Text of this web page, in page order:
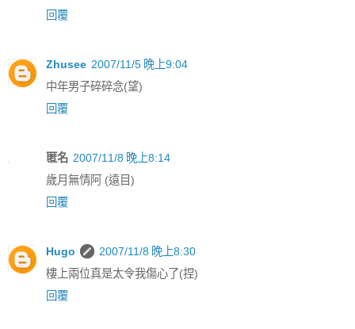
回覆
Zhusee 2007/11/5 晚上9:04
中年男子碎碎念(望)
回覆
匿名 2007/11/8 晚上8:14
歲月無情阿 (遠目)
回覆
Hugo
2007/11/8 晚上8:30
樓上兩位真是太令我傷心了(捏)
回覆